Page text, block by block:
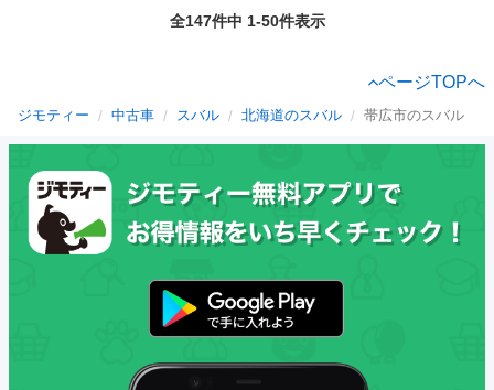
全147件中 1-50件表示
ページTOPへ
ジモティー 中古車 スバル 北海道のスバル 帯広市のスバル